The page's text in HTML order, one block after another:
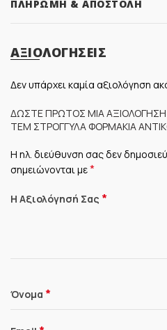
ΠΛΗΡΩΜΉ & ΑΠΟΣΤΟΛΉ
ΑΞΙΟΛΟΓΉΣΕΙΣ
Δεν υπάρχει καμία αξιολόγηση
ΔΏΣΤΕ ΠΡΏΤΟΣ ΜΊΑ ΑΞΙΟΛΌΓΗΣΗ
ΤΕΜ ΣΤΡΟΓΓΥΛΆ ΦΟΡΜΆΚΙΑ
Η ηλ. διεύθυνση σας δεν
σημειώνονται με*
Η Αξιολόγησή Σας *
Όνομα *